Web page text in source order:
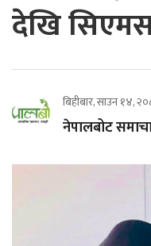
देखि
बिहीबार, साउन १४,
नेपालबोट